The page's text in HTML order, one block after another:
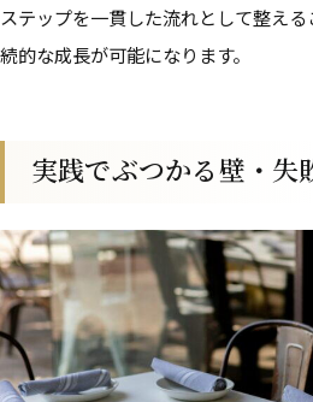
ステップを一貫した流れとして整え
続的な成長が可能になります。
実践でぶつかる壁・失